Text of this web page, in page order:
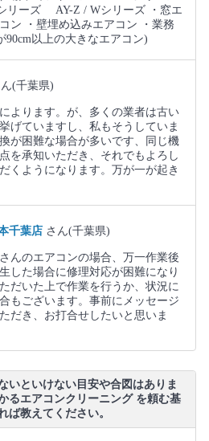
リーズ AY-Z / Wシリーズ ・窓エ
ン ・壁埋め込みエアコン ・業務
以上の大きなエアコン)
ん(千葉県)
よります。が、多くの業者は古い
げていますし、私もそうしていま
が困難な場合が多いです、同じ機
を承知いただき、それでもよろし
くようになります。万が一が起き
千葉店 さん(千葉県)
んのエアコンの場合、万一作業後
した場合に修理対応が困難になり
だいた上で作業を行うか、状況に
もございます。事前にメッセージ
だき、お打合せしたいと思いま
いといけない目安や合図はありま
るエアコンクリーニング を頼む基
ば教えてください。